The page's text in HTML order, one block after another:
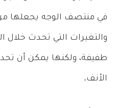
في منتصف الوجه يجعلها
والتغيرات التي تحدث خلال
طفيفة، ولكنها يمكن أن
الأنف.